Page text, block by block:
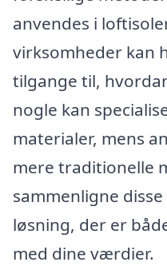
anvendes i
virksomheder kan
tilgange til,
nogle kan
materialer, mens
mere traditionelle
sammenligne
løsning, der er
med dine værdier.